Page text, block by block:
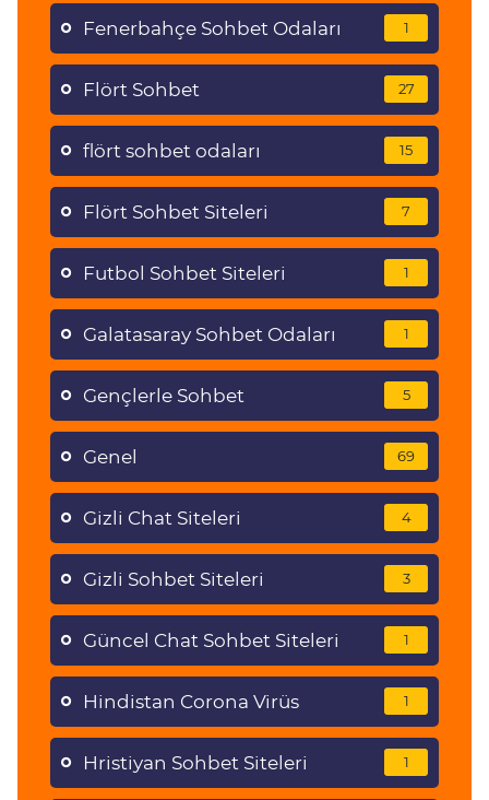
Fenerbahçe Sohbet Odaları 1
Flört Sohbet 27
flört sohbet odaları 15
Flört Sohbet Siteleri 7
Futbol Sohbet Siteleri 1
Galatasaray Sohbet Odaları 1
Gençlerle Sohbet 5
Genel 69
Gizli Chat Siteleri 4
Gizli Sohbet Siteleri 3
Güncel Chat Sohbet Siteleri 1
Hindistan Corona Virüs 1
Hristiyan Sohbet Siteleri 1